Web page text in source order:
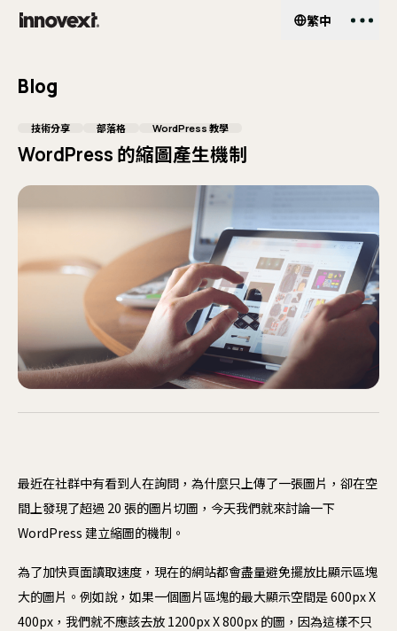
About Us 關於我們
Work
Shop
Insights 部落格
My Account 會員中心
開始專案 聯絡我們
繁中
Blog
技術分享 部落格 WordPress 教學
WordPress 的縮圖產生機制
最近在社群中有看到人在詢問，為什麼只上傳了一張圖片，卻在空
間上發現了超過 20 張的圖片切圖，今天我們就來討論一下
WordPress 建立縮圖的機制。
為了加快頁面讀取速度，現在的網站都會盡量避免擺放比顯示區塊
大的圖片。例如說，如果一個圖片區塊的最大顯示空間是 600px X
400px，我們就不應該去放 1200px X 800px 的圖，因為這樣不只